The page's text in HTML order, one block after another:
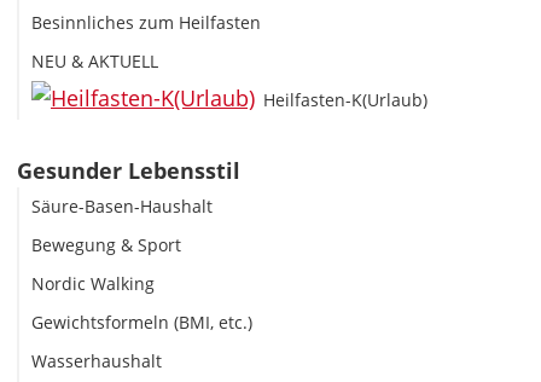
Besinnliches zum Heilfasten
NEU & AKTUELL
Heilfasten-K(Urlaub)
Gesunder Lebensstil
Säure-Basen-Haushalt
Bewegung & Sport
Nordic Walking
Gewichtsformeln (BMI, etc.)
Wasserhaushalt